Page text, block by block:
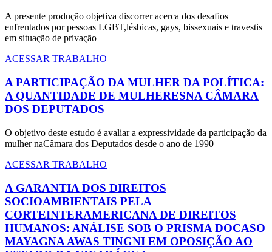
A presente produção objetiva discorrer acerca dos desafios
enfrentados por pessoas LGBT,lésbicas, gays, bissexuais e travestis
em situação de privação
ACESSAR TRABALHO
A PARTICIPAÇÃO DA MULHER DA POLÍTICA:
A QUANTIDADE DE MULHERESNA CÂMARA
DOS DEPUTADOS
O objetivo deste estudo é avaliar a expressividade da participação da
mulher naCâmara dos Deputados desde o ano de 1990
ACESSAR TRABALHO
A GARANTIA DOS DIREITOS
SOCIOAMBIENTAIS PELA
CORTEINTERAMERICANA DE DIREITOS
HUMANOS: ANÁLISE SOB O PRISMA DOCASO
MAYAGNA AWAS TINGNI EM OPOSIÇÃO AO